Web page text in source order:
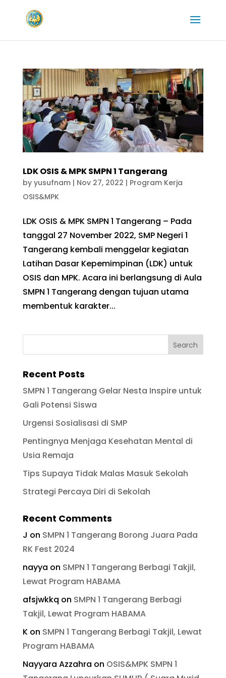
LDK OSIS & MPK SMPN 1 Tangerang
by yusufnam| Nov 27, 2022 | Program Kerja
OSIS&MPK
LDK OSIS & MPK SMPN 1 Tangerang – Pada
tanggal 27 November 2022, SMP Negeri 1
Tangerang kembali menggelar kegiatan
Latihan Dasar Kepemimpinan (LDK) untuk
OSIS dan MPK. Acara ini berlangsung di Aula
SMPN 1 Tangerang dengan tujuan utama
membentuk karakter...
Recent Posts
SMPN 1 Tangerang Gelar Nesta Inspire untuk
Gali Potensi Siswa
Urgensi Sosialisasi di SMP
Pentingnya Menjaga Kesehatan Mental di
Usia Remaja
Tips Supaya Tidak Malas Masuk Sekolah
Strategi Percaya Diri di Sekolah
Recent Comments
J on SMPN 1 Tangerang Borong Juara Pada
RK Fest 2024
nayya on SMPN 1 Tangerang Berbagi Takjil,
Lewat Program HABAMA
afsjwkkq on SMPN 1 Tangerang Berbagi
Takjil, Lewat Program HABAMA
Kon SMPN 1 Tangerang Berbagi Takjil, Lewat
Program HABAMA
Nayyara Azzahra on OSIS&MPK SMPN 1